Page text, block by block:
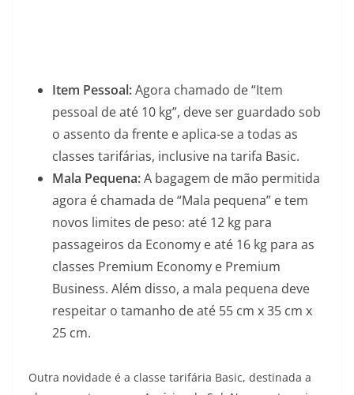
Item Pessoal:Agora chamado de “Item
pessoal de até 10 kg”, deve ser guardado sob
o assento da frente e aplica-se a todas as
classes tarifárias, inclusive na tarifa Basic.
Mala Pequena:A bagagem de mão permitida
agora é chamada de “Mala pequena” e tem
novos limites de peso: até 12 kg para
passageiros da Economy e até 16 kg para as
classes Premium Economy e Premium
Business. Além disso, a mala pequena deve
respeitar o tamanho de até 55 cm x 35 cm x
25 cm.
Outra novidade é a classe tarifária Basic, destinada a